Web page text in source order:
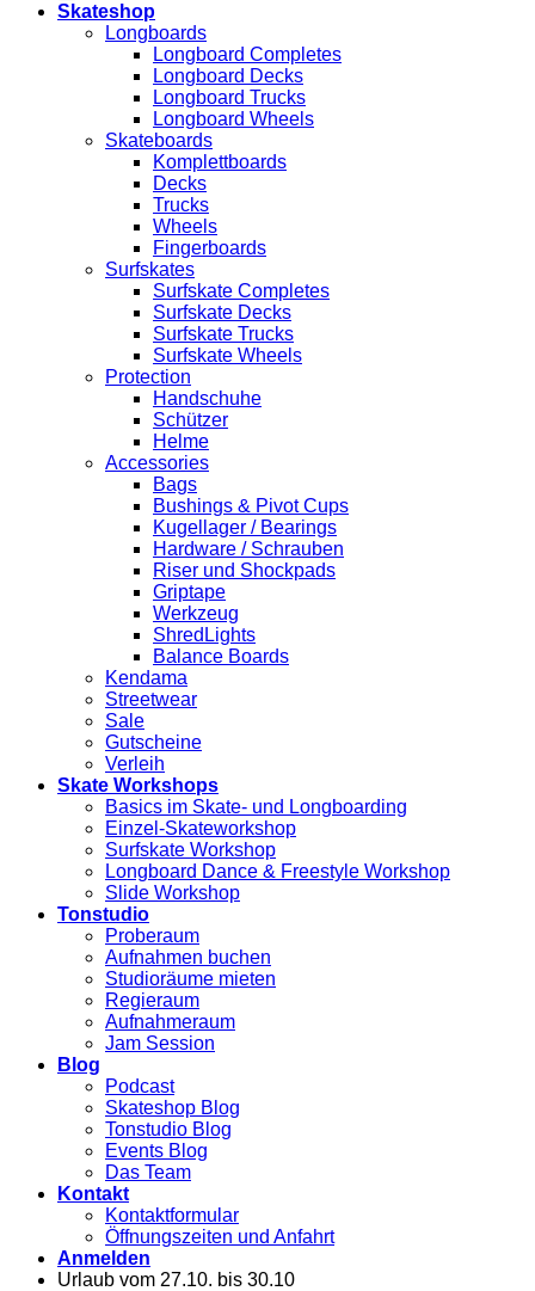
Skateshop
Longboards
Longboard Completes
Longboard Decks
Longboard Trucks
Longboard Wheels
Skateboards
Komplettboards
Decks
Trucks
Wheels
Fingerboards
Surfskates
Surfskate Completes
Surfskate Decks
Surfskate Trucks
Surfskate Wheels
Protection
Handschuhe
Schützer
Helme
Accessories
Bags
Bushings & Pivot Cups
Kugellager / Bearings
Hardware / Schrauben
Riser und Shockpads
Griptape
Werkzeug
ShredLights
Balance Boards
Kendama
Streetwear
Sale
Gutscheine
Verleih
Skate Workshops
Basics im Skate- und Longboarding
Einzel-Skateworkshop
Surfskate Workshop
Longboard Dance & Freestyle Workshop
Slide Workshop
Tonstudio
Proberaum
Aufnahmen buchen
Studioräume mieten
Regieraum
Aufnahmeraum
Jam Session
Blog
Podcast
Skateshop Blog
Tonstudio Blog
Events Blog
Das Team
Kontakt
Kontaktformular
Öffnungszeiten und Anfahrt
Anmelden
Urlaub vom 27.10. bis 30.10